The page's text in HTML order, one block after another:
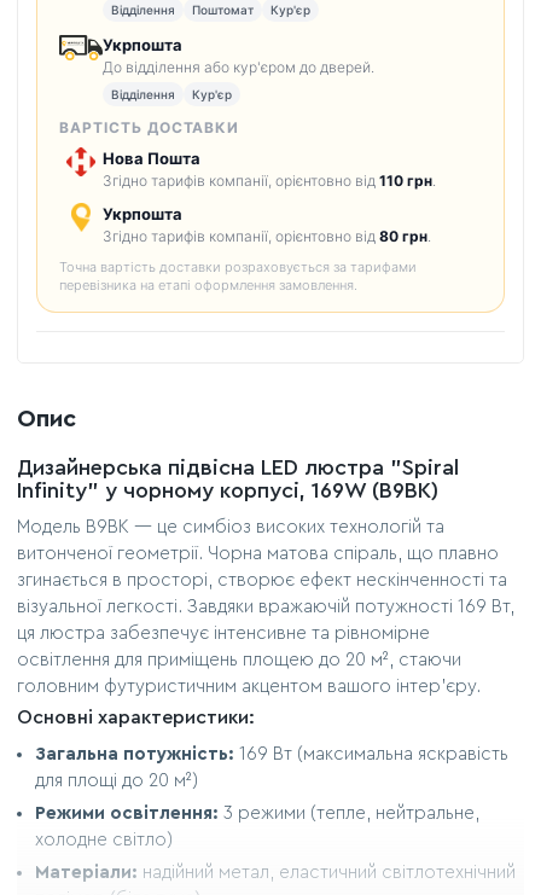
Відділення Поштомат Кур'єр
Укрпошта
До відділення або кур'єром до дверей.
Відділення Кур'єр
ВАРТІСТЬ ДОСТАВКИ
Нова Пошта
Згідно тарифів компанії, орієнтовно від 110 грн
Укрпошта
Згідно тарифів компанії, орієнтовно від 80 грн
Точна вартість доставки розраховується за тарифами
перевізника на етапі оформлення замовлення.
Опис
Дизайнерська підвісна LED люстра "Spiral
Infinity" у чорному корпусі, 169W (B9BK)
Модель B9BK — це симбіоз високих технологій та
витонченої геометрії. Чорна матова спіраль, що плавно
згинається в просторі, створює ефект нескінченності та
візуальної легкості. Завдяки вражаючій потужності 169 Вт,
ця люстра забезпечує інтенсивне та рівномірне
освітлення для приміщень площею до 20 м², стаючи
головним футуристичним акцентом вашого інтер'єру.
Основні характеристики:
Загальна потужність: 169 Вт (максимальна яскравість
для площі до 20 м²)
Режими освітлення: 3 режими (тепле, нейтральне,
холодне світло)
Матеріали: надійний метал, еластичний світлотехнічний